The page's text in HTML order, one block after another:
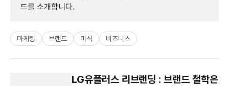
드를 소개합니다.
마케팅 브랜드 미식 비즈니스
LG유플러스 리브랜딩 : 브랜드 철학은